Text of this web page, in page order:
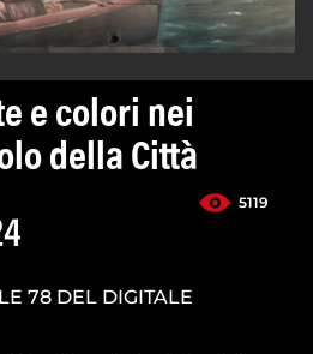
e colori nei
della Città
5119
78 DEL DIGITALE